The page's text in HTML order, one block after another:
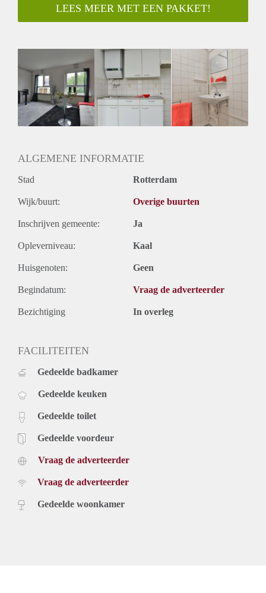
Garantiestelling mogelijk: Ja
Borg: 1 maand
Gedeelde keuken: Nee
Gedeelde Douche: Nee
Gedeelde woonkamer: Nee
Huisgenoten: Nee
Geslacht huisgenoten: N.v.t.
LEES MEER MET EEN PAKKET!
ALGEMENE INFORMATIE
Stad Rotterdam
Wijk/buurt: Overige buurten
Inschrijven gemeente: Ja
Opleverniveau: Kaal
Huisgenoten: Geen
Begindatum: Vraag de adverteerder
Bezichtiging In overleg
FACILITEITEN
Gedeelde badkamer
Gedeelde keuken
Gedeelde toilet
Gedeelde voordeur
Vraag de adverteerder
Vraag de adverteerder
Gedeelde woonkamer